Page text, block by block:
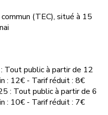
(TEC), situé à 15
Tout public à partir de 12
: 12€ - Tarif réduit : 8€
: Tout public à partir de 6
: 10€ - Tarif réduit : 7€